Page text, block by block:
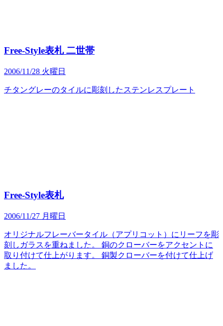
Free-Style表札 二世帯
2006/11/28 火曜日
チタングレーのタイルに彫刻したステンレスプレート
Free-Style表札
2006/11/27 月曜日
オリジナルフレーバータイル（アプリコット）にリーフを彫
刻しガラスを重ねました。 銅のクローバーをアクセントに
取り付けて仕上がります。 銅製クローバーを付けて仕上げ
ました。